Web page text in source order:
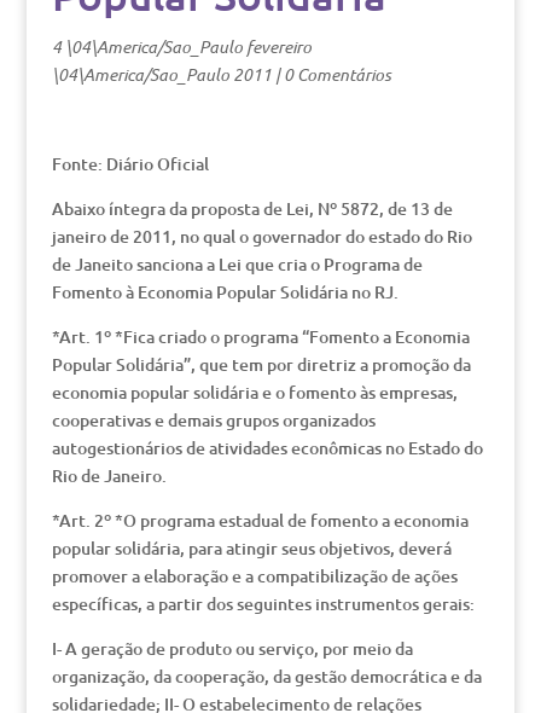
4 \04\America/Sao_Paulo fevereiro
\04\America/Sao_Paulo 2011|0 Comentários
Fonte: Diário Oficial
Abaixo íntegra da proposta de Lei, Nº 5872, de 13 de
janeiro de 2011, no qual o governador do estado do Rio
de Janeito sanciona a Lei que cria o Programa de
Fomento à Economia Popular Solidária no RJ.
*Art. 1º *Fica criado o programa “Fomento a Economia
Popular Solidária”, que tem por diretriz a promoção da
economia popular solidária e o fomento às empresas,
cooperativas e demais grupos organizados
autogestionários de atividades econômicas no Estado do
Rio de Janeiro.
*Art. 2º *O programa estadual de fomento a economia
popular solidária, para atingir seus objetivos, deverá
promover a elaboração e a compatibilização de ações
específicas, a partir dos seguintes instrumentos gerais:
I- A geração de produto ou serviço, por meio da
organização, da cooperação, da gestão democrática e da
solidariedade; II- O estabelecimento de relações